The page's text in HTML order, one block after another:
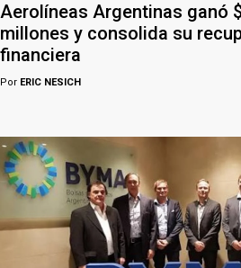
Aerolíneas Argentinas ganó
millones y consolida su
financiera
Por ERIC NESICH